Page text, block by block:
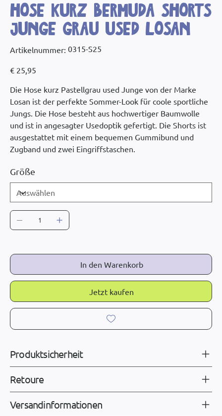
Hose kurz Bermuda Shorts
Junge Grau used Losan
Artikelnummer: Artikelnummer:
0315-
0315-S25
€ 25,95
Die Hose kurz Pastellgrau used Junge von der Marke
Losan ist der perfekte Sommer-Look für coole sportliche
Jungs. Die Hose besteht aus hochwertiger Baumwolle
und ist in angesagter Usedoptik gefertigt. Die Shorts ist
ausgestattet mit einem bequemen Gummibund und
Zugband und zwei Eingriffstaschen.
Größe
In den Warenkorb
Jetzt kaufen
Produktsicherheit
Retoure
Versandinformationen